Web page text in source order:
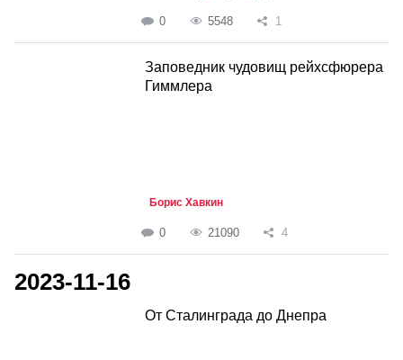
0 5548 1
Заповедник чудовищ рейхсфюрера
Гиммлера
Борис Хавкин
0 21090 4
2023-11-16
От Сталинграда до Днепра